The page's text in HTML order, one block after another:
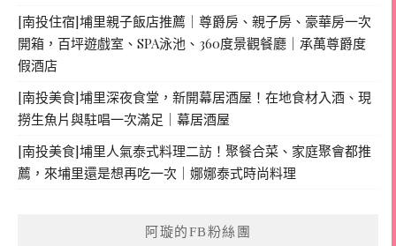
[南投住宿]埔里親子飯店推薦｜尊爵房、親子房、豪華房一次
開箱，百坪遊戲室、SPA泳池、360度景觀餐廳｜承萬尊爵度
假酒店
[南投美食]埔里深夜食堂，新開幕居酒屋！在地食材入酒、現
撈生魚片與駐唱一次滿足｜幕居酒屋
[南投美食]埔里人氣泰式料理二訪！聚餐合菜、家庭聚會都推
薦，來埔里還是想再吃一次｜娜娜泰式時尚料理
阿璇的FB粉絲團